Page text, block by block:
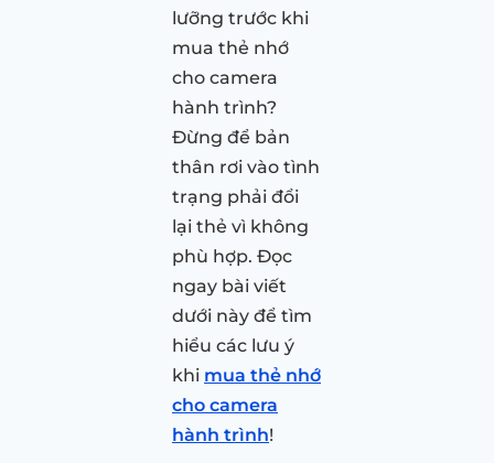
lưỡng trước khi
mua thẻ nhớ
cho camera
hành trình?
Đừng để bản
thân rơi vào tình
trạng phải đổi
lại thẻ vì không
phù hợp. Đọc
ngay bài viết
dưới này để tìm
hiểu các lưu ý
khi mua thẻ nhớ
cho camera
hành trình!